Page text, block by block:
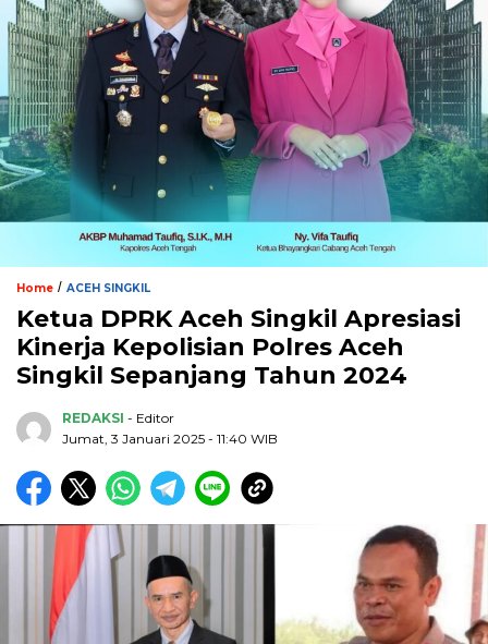
Home / ACEH SINGKIL
Ketua DPRK Aceh Singkil Apresiasi
Kinerja Kepolisian Polres Aceh
Singkil Sepanjang Tahun 2024
REDAKSI - Editor
Jumat, 3 Januari 2025 - 11:40 WIB